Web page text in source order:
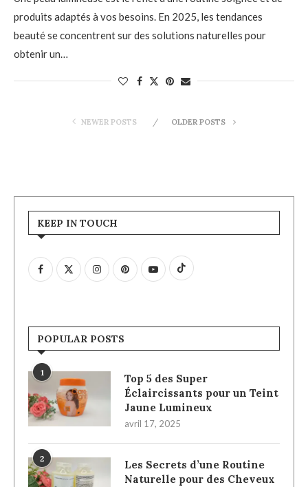
produits adaptés à vos besoins. En 2025, les tendances
beauté se concentrent sur des solutions naturelles pour
obtenir un…
NEWER POSTS OLDER POSTS
KEEP IN TOUCH
POPULAR POSTS
1
Top 5 des Super
Éclaircissants pour un Teint
Jaune Lumineux
avril 17, 2025
2
Les Secrets d’une Routine
Naturelle pour des Cheveux